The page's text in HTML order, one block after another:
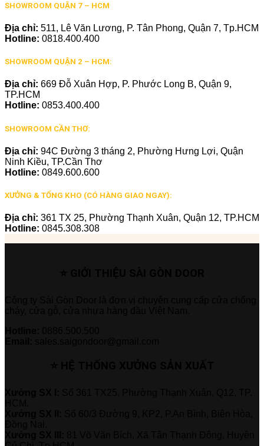
SHOWROOM QUẬN 7 – HCM
Địa chỉ: 511, Lê Văn Lương, P. Tân Phong, Quận 7, Tp.HCM
Hotline: 0818.400.400
SHOWROOM QUẬN 2 – HCM:
Địa chỉ: 669 Đỗ Xuân Hợp, P. Phước Long B, Quận 9,
TP.HCM
Hotline: 0853.400.400
SHOWROOM CẦN THƠ:
Địa chỉ: 94C Đường 3 tháng 2, Phường Hưng Lợi, Quận
Ninh Kiều, TP.Cần Thơ
Hotline: 0849.600.600
XƯỞNG & TỔNG KHO (CÓ HÀNG GIAO NGAY):
Địa chỉ: 361 TX 25, Phường Thạnh Xuân, Quận 12, TP.HCM
Hotline: 0845.308.308